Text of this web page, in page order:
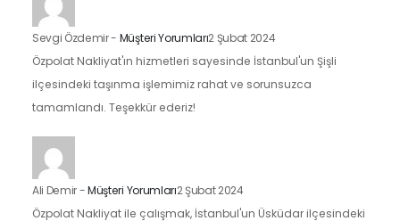
Sevgi Özdemir- Müşteri Yorumları2 Şubat 2024
Özpolat Nakliyat'ın hizmetleri sayesinde İstanbul'un Şişli
ilçesindeki taşınma işlemimiz rahat ve sorunsuzca
tamamlandı. Teşekkür ederiz!
Ali Demir-Müşteri Yorumları2 Şubat 2024
Özpolat Nakliyat ile çalışmak, İstanbul'un Üsküdar ilçesindeki